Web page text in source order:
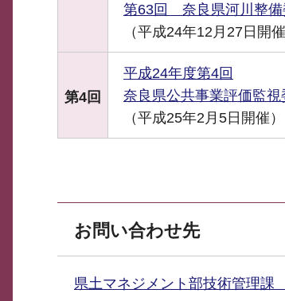
第63回 奈良県河川整備
（平成24年12月27日開催
第4回
平成24年度第4回
奈良県公共事業評価監視
（平成25年2月5日開催）
お問い合わせ先
県土マネジメント部技術管理課